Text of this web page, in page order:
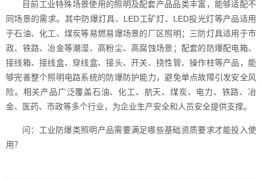
目前工业特殊场景使用的照明及配套产品品类丰富，能够适配不
同场景的需求。其中防爆灯具、LED工矿灯、LED投光灯等产品适用
于石油、化工、煤炭等易燃易爆场景的厂区照明；三防灯具适用于市
政、铁路、冶金等潮湿、高粉尘、高腐蚀场景；配套的防爆配电箱、
接线箱、接线盒、穿线盒、接头、开关、挠性管、操作柱等产品，能
够完善整个照明电路系统的防爆防护能力，避免单点故障引发安全风
险。相关产品广泛覆盖石油、化工、航天、煤炭、电力、铁路、冶
金、医药、市政等多个行业，为企业生产安全和人员安全提供支撑。
问：工业防爆类照明产品需要满足哪些基础资质要求才能投入使
用？